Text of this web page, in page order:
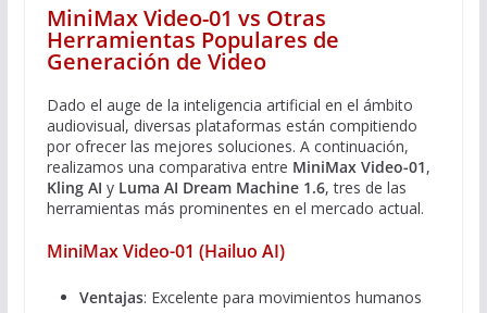
MiniMax Video-01 vs Otras
Herramientas Populares de
Generación de Video
Dado el auge de la inteligencia artificial en el ámbito
audiovisual, diversas plataformas están compitiendo
por ofrecer las mejores soluciones. A continuación,
realizamos una comparativa entre MiniMax Video-01,
Kling AI y Luma AI Dream Machine 1.6, tres de las
herramientas más prominentes en el mercado actual.
MiniMax Video-01 (Hailuo AI)
Ventajas: Excelente para movimientos humanos